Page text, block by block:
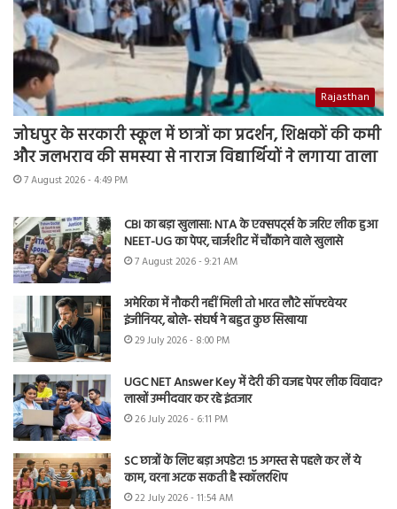
Rajasthan
जोधपुर के सरकारी स्कूल में छात्रों का प्रदर्शन, शिक्षकों की कमी
और जलभराव की समस्या से नाराज विद्यार्थियों ने लगाया ताला
7 August 2026 - 4:49 PM
CBI का बड़ा खुलासा: NTA के एक्सपर्ट्स के जरिए लीक हुआ
NEET-UG का पेपर, चार्जशीट में चौंकाने वाले खुलासे
7 August 2026 - 9:21 AM
अमेरिका में नौकरी नहीं मिली तो भारत लौटे सॉफ्टवेयर
इंजीनियर, बोले- संघर्ष ने बहुत कुछ सिखाया
29 July 2026 - 8:00 PM
UGC NET Answer Key में देरी की वजह पेपर लीक विवाद?
लाखों उम्मीदवार कर रहे इंतजार
26 July 2026 - 6:11 PM
SC छात्रों के लिए बड़ा अपडेट! 15 अगस्त से पहले कर लें ये
काम, वरना अटक सकती है स्कॉलरशिप
22 July 2026 - 11:54 AM